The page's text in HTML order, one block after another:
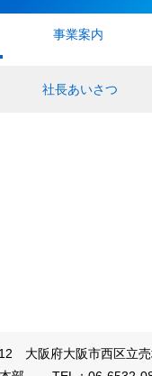
事業案内
社長あいさつ
大阪府大阪市西区立